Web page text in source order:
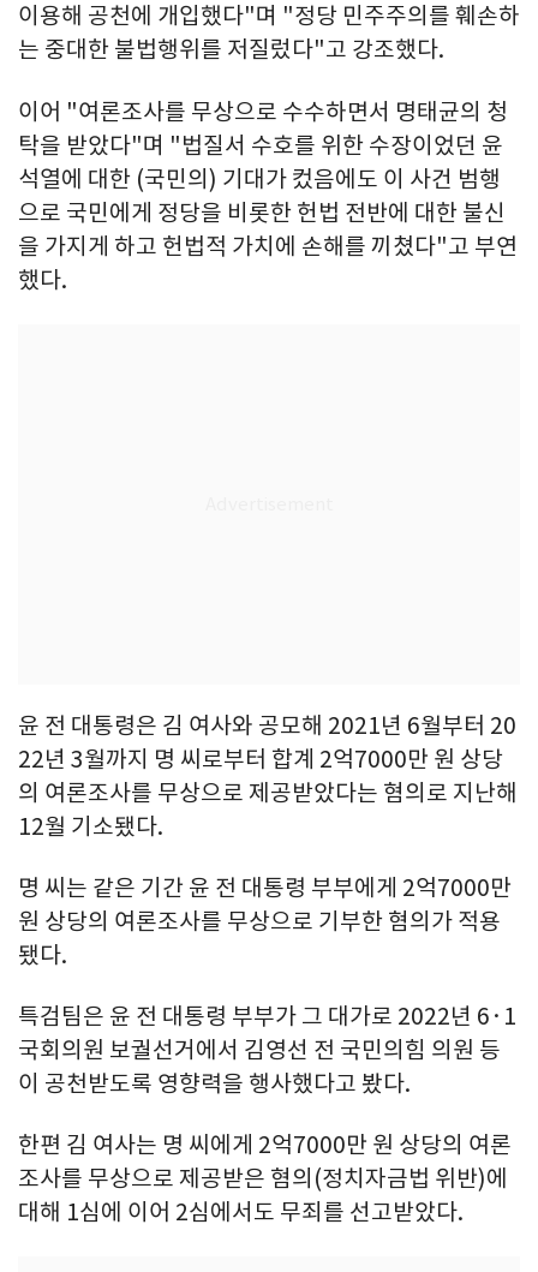
이용해 공천에 개입했다"며 "정당 민주주의를 훼손하
는 중대한 불법행위를 저질렀다"고 강조했다.
이어 "여론조사를 무상으로 수수하면서 명태균의 청
탁을 받았다"며 "법질서 수호를 위한 수장이었던 윤
석열에 대한 (국민의) 기대가 컸음에도 이 사건 범행
으로 국민에게 정당을 비롯한 헌법 전반에 대한 불신
을 가지게 하고 헌법적 가치에 손해를 끼쳤다"고 부연
했다.
윤 전 대통령은 김 여사와 공모해 2021년 6월부터 20
22년 3월까지 명 씨로부터 합계 2억7000만 원 상당
의 여론조사를 무상으로 제공받았다는 혐의로 지난해
12월 기소됐다.
명 씨는 같은 기간 윤 전 대통령 부부에게 2억7000만
원 상당의 여론조사를 무상으로 기부한 혐의가 적용
됐다.
특검팀은 윤 전 대통령 부부가 그 대가로 2022년 6·1
국회의원 보궐선거에서 김영선 전 국민의힘 의원 등
이 공천받도록 영향력을 행사했다고 봤다.
한편 김 여사는 명 씨에게 2억7000만 원 상당의 여론
조사를 무상으로 제공받은 혐의(정치자금법 위반)에
대해 1심에 이어 2심에서도 무죄를 선고받았다.